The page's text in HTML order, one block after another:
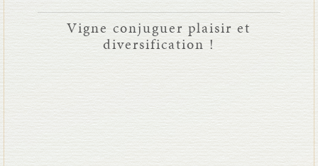
Vigne conjuguer plaisir et
diversification !